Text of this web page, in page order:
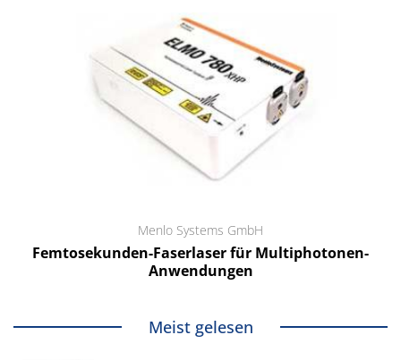
Menlo Systems GmbH
Femtosekunden-Faserlaser für Multiphotonen-
Anwendungen
Meist gelesen